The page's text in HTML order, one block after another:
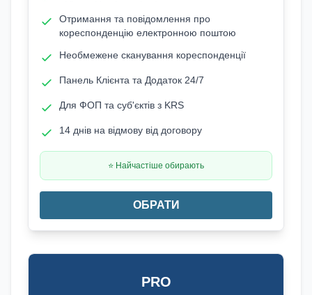
Отримання та повідомлення про
кореспонденцію електронною поштою
Необмежене сканування кореспонденції
Панель Клієнта та Додаток 24/7
Для ФОП та суб'єктів з KRS
14 днів на відмову від договору
⭐ Найчастіше обирають
ОБРАТИ
PRO